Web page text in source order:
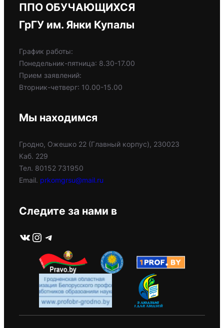
ППО ОБУЧАЮЩИХСЯ
ГрГУ им. Янки Купалы
График работы:
Понедельник-пятница: 8.30-17.00
Прием заявлений:
Вторник-четверг: 10.00-15.00
Мы находимся
Гродно, Ожешко 22 (Главный корпус), 230023
Каб. 229
Тел. 80152 731950
Email. prkomgrsu@mail.ru
Следите за нами в
ВКонтакте Instagram Telegram